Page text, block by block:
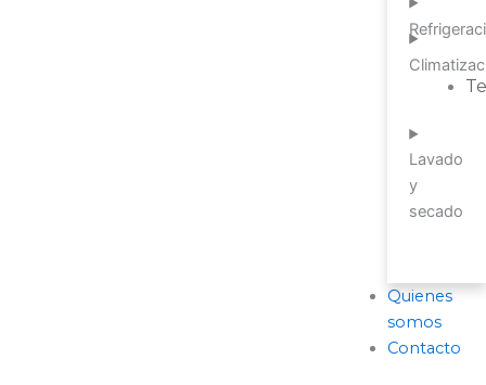
Lavado
y
secado
Quienes
somos
Contacto